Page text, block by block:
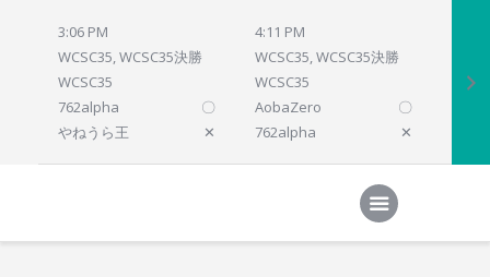
3:06 PM
WCSC35, WCSC35決勝
WCSC35
762alpha
〇
やねうら王
✕
4:11 PM
WCSC35, WCSC35決勝
WCSC35
AobaZero
〇
762alpha
✕
Home